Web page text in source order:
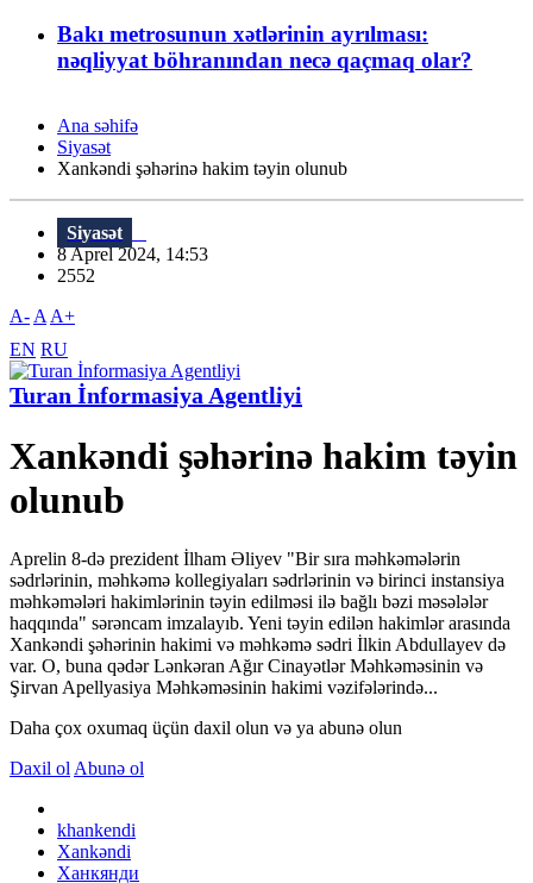
Bakı metrosunun xətlərinin ayrılması:
nəqliyyat böhranından necə qaçmaq olar?
Ana səhifə
Siyasət
Xankəndi şəhərinə hakim təyin olunub
Siyasət
8 Aprel 2024, 14:53
2552
A- A A+
EN RU
Turan İnformasiya Agentliyi
Xankəndi şəhərinə hakim təyin
olunub
Aprelin 8-də prezident İlham Əliyev "Bir sıra məhkəmələrin
sədrlərinin, məhkəmə kollegiyaları sədrlərinin və birinci instansiya
məhkəmələri hakimlərinin təyin edilməsi ilə bağlı bəzi məsələlər
haqqında" sərəncam imzalayıb. Yeni təyin edilən hakimlər arasında
Xankəndi şəhərinin hakimi və məhkəmə sədri İlkin Abdullayev də
var. O, buna qədər Lənkəran Ağır Cinayətlər Məhkəməsinin və
Şirvan Apellyasiya Məhkəməsinin hakimi vəzifələrində...
Daha çox oxumaq üçün daxil olun və ya abunə olun
Daxil ol Abunə ol
khankendi
Xankəndi
Ханкянди